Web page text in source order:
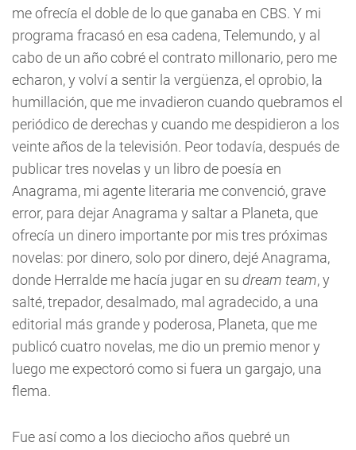
me ofrecía el doble de lo que ganaba en CBS. Y mi
programa fracasó en esa cadena, Telemundo, y al
cabo de un año cobré el contrato millonario, pero me
echaron, y volví a sentir la vergüenza, el oprobio, la
humillación, que me invadieron cuando quebramos el
periódico de derechas y cuando me despidieron a los
veinte años de la televisión. Peor todavía, después de
publicar tres novelas y un libro de poesía en
Anagrama, mi agente literaria me convenció, grave
error, para dejar Anagrama y saltar a Planeta, que
ofrecía un dinero importante por mis tres próximas
novelas: por dinero, solo por dinero, dejé Anagrama,
donde Herralde me hacía jugar en su dream team, y
salté, trepador, desalmado, mal agradecido, a una
editorial más grande y poderosa, Planeta, que me
publicó cuatro novelas, me dio un premio menor y
luego me expectoró como si fuera un gargajo, una
flema.
Fue así como a los dieciocho años quebré un